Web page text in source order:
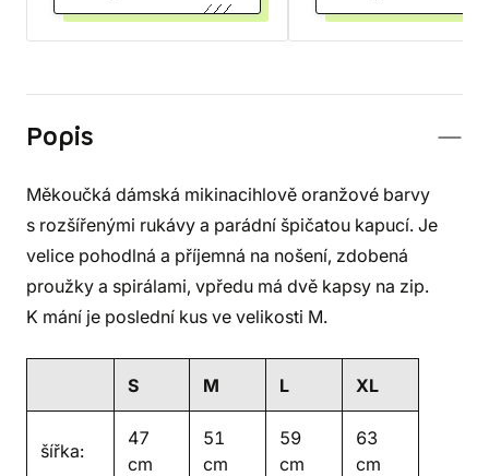
Popis
Měkoučká dámská mikinacihlově oranžové barvy
s rozšířenými rukávy a parádní špičatou kapucí. Je
velice pohodlná a příjemná na nošení, zdobená
proužky a spirálami, vpředu má dvě kapsy na zip.
K mání je poslední kus ve velikosti M.
S M L XL
šířka:
47
cm
51
cm
59
cm
63
cm